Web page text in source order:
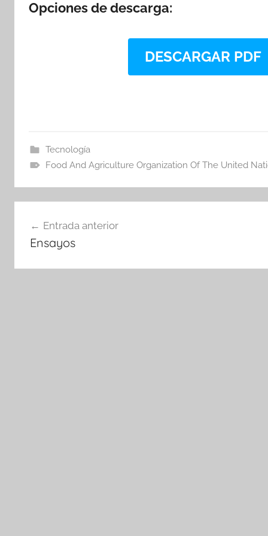
Opciones de descarga:
DESCARGAR PDF
Tecnología
Food And Agriculture Organization Of The United
de
entradas
Entrada anterior
Ensayos